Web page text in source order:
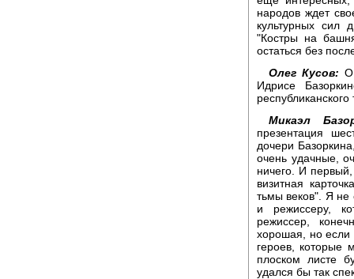
народов ждет
культурных сил
"Костры на
остаться без
Олег Кусов: О
Идрисе
Микаэл
презентация
дочери
очень удачные,
ничего. И
визитная
тьмы веков". Я не
и режиссеру,
режиссер,
хорошая, но
героев, которые
плоском листе
удался бы так